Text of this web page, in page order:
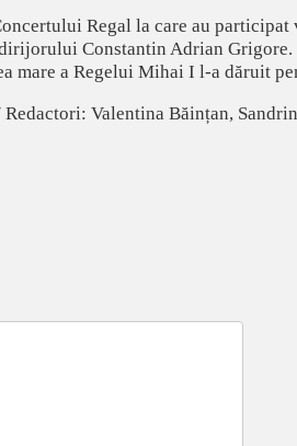
Regal la care au
dirijorului Constantin Adrian
mare a Regelui Mihai I l-a dăruit
Redactori: Valentina Băințan,